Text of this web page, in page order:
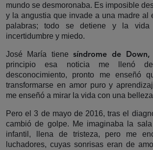
mundo se desmoronaba. Es imposible
y la angustia que invade a una madre al
palabras; todo se detiene y la
incertidumbre y miedo.
José María tiene síndrome de Down,
principio esa noticia me llenó
desconocimiento, pronto me enseñó
transformarse en amor puro y
me enseñó a mirar la vida con una
Pero el 3 de mayo de 2016, tras el
cambió de golpe. Me imaginaba la
infantil, llena de tristeza, pero me
luchadores, cuyas sonrisas eran de